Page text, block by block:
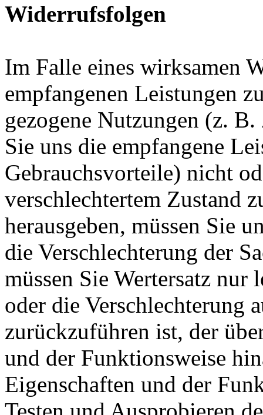
Widerrufsfolgen
Im Falle eines wirksamen
empfangenen Leistungen
gezogene Nutzungen (z.
Sie uns die empfangene
Gebrauchsvorteile) nicht
verschlechtertem Zustand
herausgeben, müssen Sie
die Verschlechterung der
müssen Sie Wertersatz
oder die Verschlechterung
zurückzuführen ist, der
und der Funktionsweise
Eigenschaften und der